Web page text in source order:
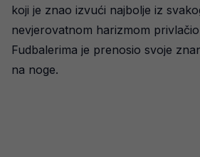
koji je znao izvući najbolje iz
nevjerovatnom harizmom
Fudbalerima je prenosio svoje
na noge.